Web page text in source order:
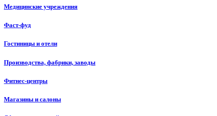
Медицинские учреждения
Фаст-фуд
Гостиницы и отели
Производства, фабрики, заводы
Фитнес-центры
Магазины и салоны